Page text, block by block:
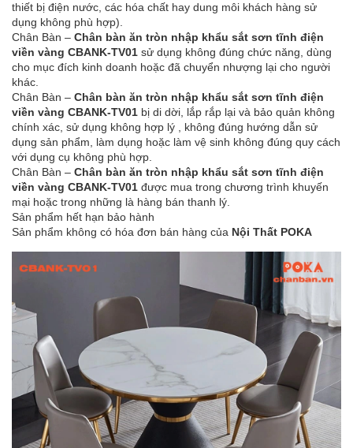
thiết bị điện nước, các hóa chất hay dung môi khách hàng sử
dụng không phù hợp).
Chân Bàn – Chân bàn ăn tròn nhập khẩu sắt sơn tĩnh điện
viền vàng CBANK-TV01 sử dụng không đúng chức năng, dùng
cho mục đích kinh doanh hoặc đã chuyển nhượng lại cho người
khác.
Chân Bàn – Chân bàn ăn tròn nhập khẩu sắt sơn tĩnh điện
viền vàng CBANK-TV01 bị di dời, lắp rắp lại và bảo quản không
chính xác, sử dụng không hợp lý , không đúng hướng dẫn sử
dụng sản phẩm, làm dụng hoặc làm vệ sinh không đúng quy cách
với dụng cụ không phù hợp.
Chân Bàn – Chân bàn ăn tròn nhập khẩu sắt sơn tĩnh điện
viền vàng CBANK-TV01 được mua trong chương trình khuyến
mại hoặc trong những là hàng bán thanh lý.
Sản phẩm hết hạn bảo hành
Sản phẩm không có hóa đơn bán hàng của Nội Thất POKA